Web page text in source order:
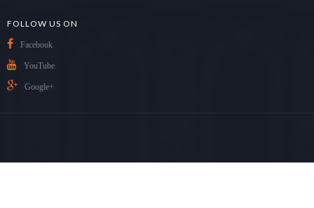
FOLLOW US ON
Facebook
YouTube
Google+